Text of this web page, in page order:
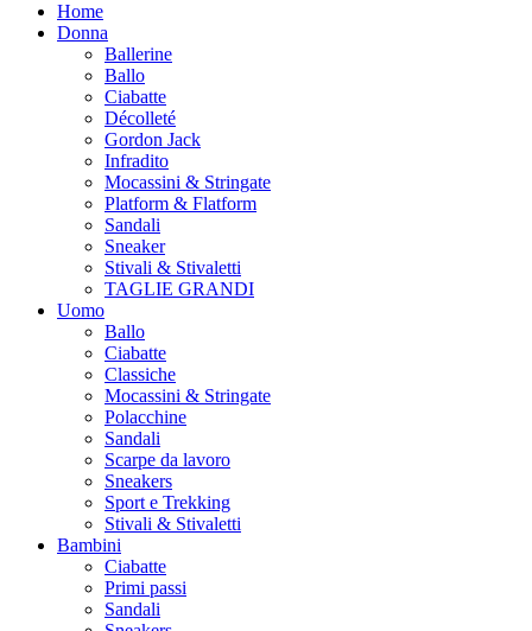
Home
Donna
Ballerine
Ballo
Ciabatte
Décolleté
Gordon Jack
Infradito
Mocassini & Stringate
Platform & Flatform
Sandali
Sneaker
Stivali & Stivaletti
TAGLIE GRANDI
Uomo
Ballo
Ciabatte
Classiche
Mocassini & Stringate
Polacchine
Sandali
Scarpe da lavoro
Sneakers
Sport e Trekking
Stivali & Stivaletti
Bambini
Ciabatte
Primi passi
Sandali